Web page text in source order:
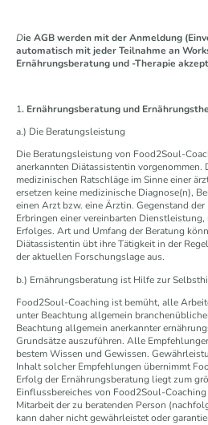
Die AGB werden mit der Anmeldung
automatisch mit jeder Teilnahme an
Ernährungsberatung und -Therapie
1. Ernährungsberatung und
a.) Die Beratungsleistung
Die Beratungsleistung von Food2Soul-
anerkannten Diätassistentin
medizinischen Ratschläge im Sinne einer
ersetzen keine medizinische Diagnose(n),
einen Arzt bzw. eine Ärztin. Gegenstand
Erbringen einer vereinbarten
Erfolges. Art und Umfang der Beratung
Diätassistentin übt ihre Tätigkeit in der
der aktuellen Forschungslage aus.
b.) Ernährungsberatung ist Hilfe zur
Food2Soul-Coaching ist bemüht, alle
unter Beachtung allgemein
Beachtung allgemein anerkannter
Grundsätze auszuführen. Alle
bestem Wissen und Gewissen.
Inhalt solcher Empfehlungen übernimmt
Erfolg der Ernährungsberatung liegt zum
Einflussbereiches von Food2Soul-
Mitarbeit der zu beratenden Person
kann daher nicht gewährleistet oder